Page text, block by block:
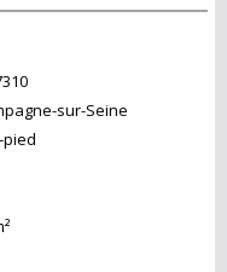
sur-Seine
pied